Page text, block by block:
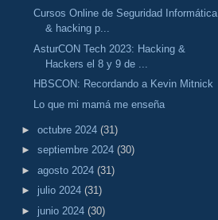
Cursos Online de Seguridad Informática
& hacking p...
AsturCON Tech 2023: Hacking &
Hackers el 8 y 9 de ...
HBSCON: Recordando a Kevin Mitnick
Lo que mi mamá me enseña
► octubre 2024 (31)
► septiembre 2024 (30)
► agosto 2024 (31)
► julio 2024 (31)
► junio 2024 (30)